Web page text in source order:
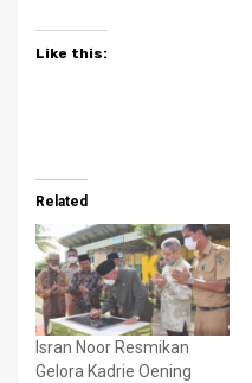
Like this:
Related
Isran Noor Resmikan
Gelora Kadrie Oening